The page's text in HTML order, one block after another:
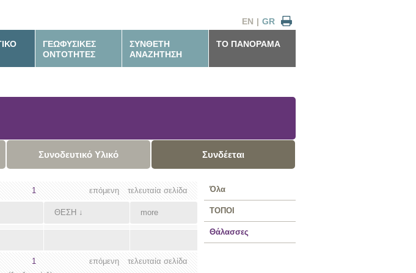
GR
|
EN
ΓΕΩΦΥΣΙΚΕΣ
ΟΝΤΟΤΗΤΕΣ
ΣΥΝΘΕΤΗ
ΑΝΑΖΗΤΗΣΗ
ΤΟ ΠΑΝΟΡΑΜΑ
Συνοδευτικό Υλικό Συνδέεται
τελευταία σελίδα
επόμενη
1
ΘΕΣΗ ↓ more
τελευταία σελίδα
επόμενη
1
Όλα
ΤΟΠΟΙ
Θάλασσες